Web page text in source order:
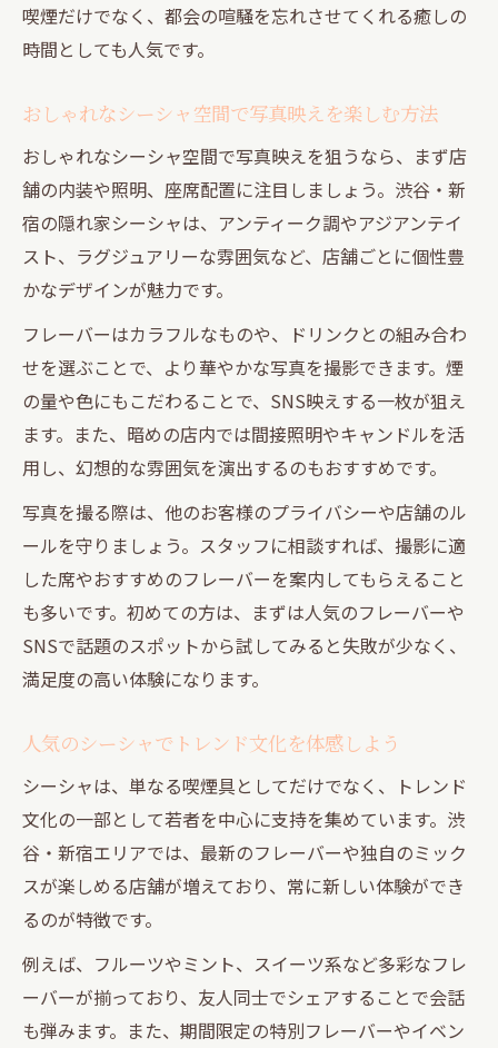
喫煙だけでなく、都会の喧騒を忘れさせてくれる癒しの
時間としても人気です。
おしゃれなシーシャ空間で写真映えを楽しむ方法
おしゃれなシーシャ空間で写真映えを狙うなら、まず店
舗の内装や照明、座席配置に注目しましょう。渋谷・新
宿の隠れ家シーシャは、アンティーク調やアジアンテイ
スト、ラグジュアリーな雰囲気など、店舗ごとに個性豊
かなデザインが魅力です。
フレーバーはカラフルなものや、ドリンクとの組み合わ
せを選ぶことで、より華やかな写真を撮影できます。煙
の量や色にもこだわることで、SNS映えする一枚が狙え
ます。また、暗めの店内では間接照明やキャンドルを活
用し、幻想的な雰囲気を演出するのもおすすめです。
写真を撮る際は、他のお客様のプライバシーや店舗のル
ールを守りましょう。スタッフに相談すれば、撮影に適
した席やおすすめのフレーバーを案内してもらえること
も多いです。初めての方は、まずは人気のフレーバーや
SNSで話題のスポットから試してみると失敗が少なく、
満足度の高い体験になります。
人気のシーシャでトレンド文化を体感しよう
シーシャは、単なる喫煙具としてだけでなく、トレンド
文化の一部として若者を中心に支持を集めています。渋
谷・新宿エリアでは、最新のフレーバーや独自のミック
スが楽しめる店舗が増えており、常に新しい体験ができ
るのが特徴です。
例えば、フルーツやミント、スイーツ系など多彩なフレ
ーバーが揃っており、友人同士でシェアすることで会話
も弾みます。また、期間限定の特別フレーバーやイベン